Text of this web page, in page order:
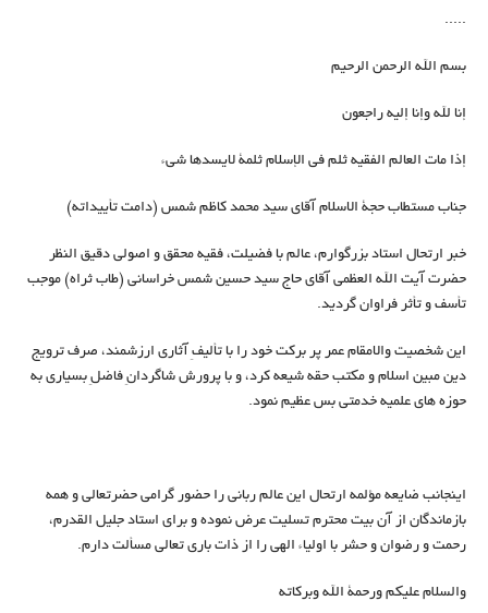
.....
بسم الله الرحمن الرحیم
إنا لله وإنا إليه راجعون
إذا مات العالم الفقیه ثلم في الإسلام ثلمة لایسدها شيء
جناب مستطاب حجة الاسلام آقای سید محمد کاظم شمس (دامت تأییداته)
خبر ارتحال استاد بزرگوارم، عالم با فضیلت، فقیه محقق و اصولی دقیق النظر
حضرت آیت الله العظمی آقای حاج سید حسین شمس خراسانی (طاب ثراه) موجب
تأسف و تأثر فراوان گردید.
این شخصیت والامقام عمر پر برکت خود را با تألیفِ آثاری ارزشمند، صرف ترویج
دین مبین اسلام و مکتب حقه شیعه کرد، و با پرورش شاگردانِ فاضلِ بسیاری به
حوزه های علمیه خدمتی بس عظیم نمود.
اینجانب ضایعه مؤلمه ارتحال این عالم ربانی را حضور گرامی حضرتعالی و همه
بازماندگان از آن بیت محترم تسلیت عرض نموده و برای استاد جلیل القدرم،
رحمت و رضوان و حشر با اولیاء الهی را از ذات باری تعالی مسألت دارم.
والسلام عليكم ورحمة الله وبرکاته